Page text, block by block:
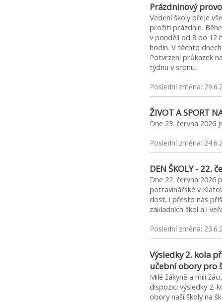
Prázdninový
Vedení školy přeje
prožití prázdnin.
v pondělí od 8 do 12
hodin. V těchto
Potvrzení průkazek
týdnu v srpnu.
Poslední změna:
ŽIVOT A SPORT
Dne 23. června 2026
Poslední změna:
DEN ŠKOLY - 22.
Dne 22. června 2026
potravinářské v
dost, i přesto nás
základních škol a i
Poslední změna:
Výsledky 2. kola
učební obory pro
Milé žákyně a milí
dispozici výsledky 2.
obory naší školy